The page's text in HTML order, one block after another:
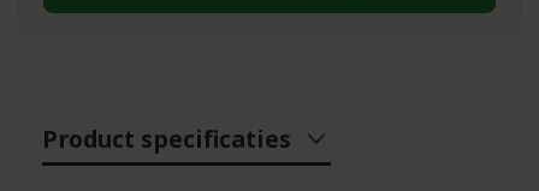
Product specificaties